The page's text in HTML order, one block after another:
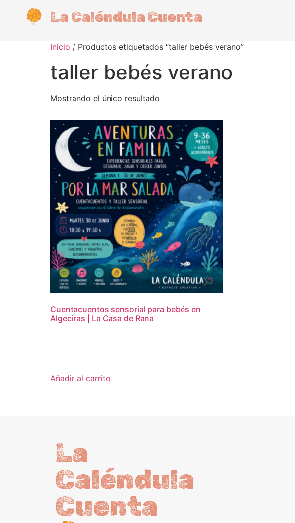
La Caléndula Cuenta
Inicio / Productos etiquetados “taller bebés verano”
taller bebés verano
Mostrando el único resultado
Cuentacuentos sensorial para bebés en
Algeciras | La Casa de Rana
Añadir al carrito
La
Caléndula
Cuenta